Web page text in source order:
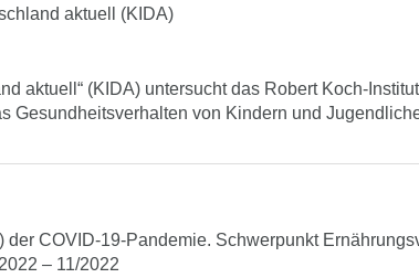
aktuell (KIDA)
aktuell“ (KIDA) untersucht das Robert Koch-
Gesundheitsverhalten von Kindern und
COVID-19-Pandemie. Schwerpunkt
– 11/2022